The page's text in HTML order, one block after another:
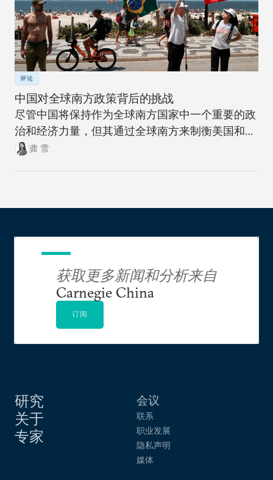
评论
中国对全球南方政策背后的挑战
尽管中国将保持作为全球南方国家中一个重要的政
治和经济力量，但其通过全球南方来制衡美国和全
球北方的雄心计划远非十拿九稳。
龚 雪
研究
关于
专家
会议
联系
职业发展
隐私声明
媒体
获取更多新闻和分析来自
Carnegie China
订阅